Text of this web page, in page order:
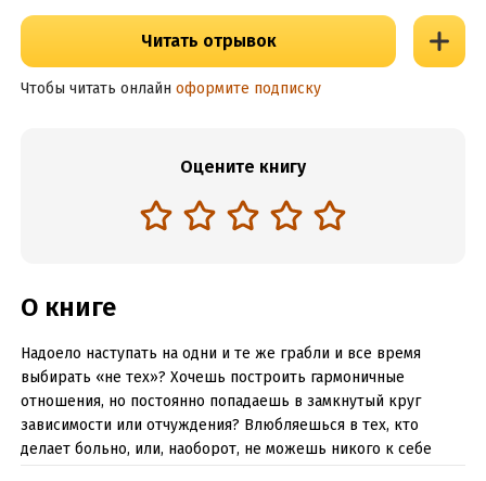
Читать отрывок
Чтобы читать онлайн оформите подписку
Оцените книгу
О книге
Надоело наступать на одни и те же грабли и все время
выбирать «не тех»? Хочешь построить гармоничные
отношения, но постоянно попадаешь в замкнутый круг
зависимости или отчуждения? Влюбляешься в тех, кто
делает больно, или, наоборот, не можешь никого к себе